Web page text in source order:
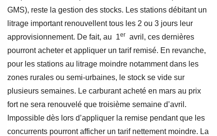
GMS), reste la gestion des stocks. Les stations débitant un
litrage important renouvellent tous les 2 ou 3 jours leur
approvisionnement. De fait, au 1er avril, ces dernières
pourront acheter et appliquer un tarif remisé. En revanche,
pour les stations au litrage moindre notamment dans les
zones rurales ou semi-urbaines, le stock se vide sur
plusieurs semaines. Le carburant acheté en mars au prix
fort ne sera renouvelé que troisième semaine d’avril.
Impossible dès lors d’appliquer la remise pendant que les
concurrents pourront afficher un tarif nettement moindre. La